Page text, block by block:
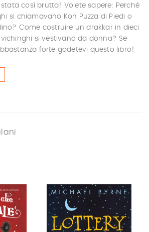
così brutta! Volete sapere: Perché
si chiamavano Kon Puzza di Piedi o
Come costruire un drakkar in dieci
vichinghi si vestivano da donna? Se
forte godetevi questo libro!